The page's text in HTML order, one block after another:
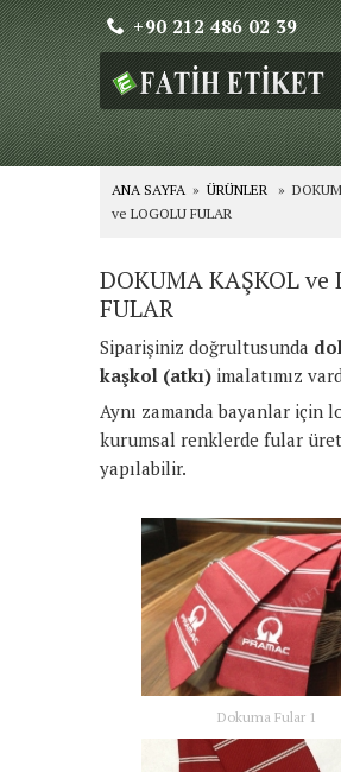
+90 212 486 02 39
ANA SAYFA » ÜRÜNLER »
ve LOGOLU FULAR
DOKUMA KAŞKOL ve
FULAR
Siparişiniz doğrultusunda
kaşkol (atkı) imalatımız
Aynı zamanda bayanlar için
kurumsal renklerde fular
yapılabilir.
Dokuma Fular 1